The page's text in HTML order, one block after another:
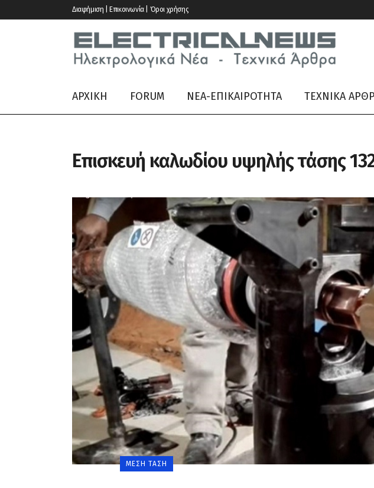
Διαφήμιση | Επικοινωνία | Όροι χρήσης
ΑΡΧΙΚΗ FORUM ΝΕΑ-ΕΠΙΚΑΙΡΟΤΗΤΑ ΤΕΧΝΙΚΑ
Επισκευή καλωδίου υψηλής τάσης
ΜΈΣΗ ΤΆΣΗ